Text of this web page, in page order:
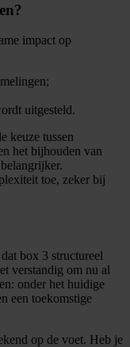
impact op
uitgesteld.
keuze tussen
het bijhouden van
toe, zeker bij
box 3 structureel
verstandig om nu al
onder het huidige
een toekomstige
op de voet. Heb je